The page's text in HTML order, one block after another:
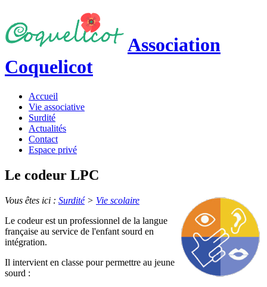
Association
Coquelicot
Accueil
Vie associative
Surdité
Actualités
Contact
Espace privé
Le codeur LPC
Vous êtes ici : Surdité> Vie scolaire
Le codeur est un professionnel de la langue
française au service de l'enfant sourd en
intégration.
Il intervient en classe pour permettre au jeune
sourd :